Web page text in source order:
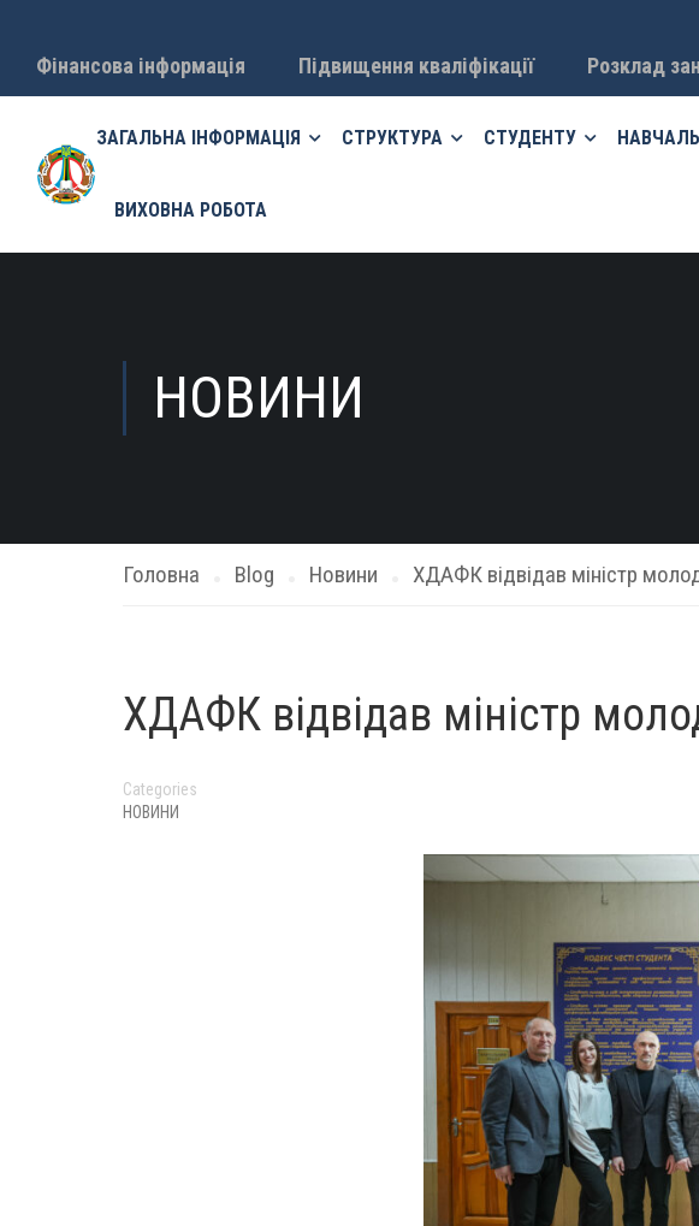
Фінансова інформація Підвищення кваліфікації Розклад
ЗАГАЛЬНА ІНФОРМАЦІЯ СТРУКТУРА СТУДЕНТУ
ВИХОВНА РОБОТА
НОВИНИ
Головна Blog Новини ХДАФК відвідав міністр
ХДАФК відвідав міністр
Categories
НОВИНИ